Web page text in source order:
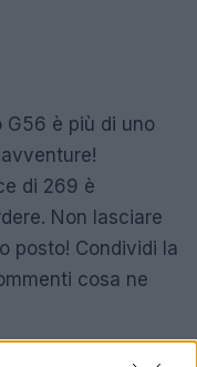
G56 è più di uno
di 269 è
Non lasciare
posto! Condividi la
cosa ne